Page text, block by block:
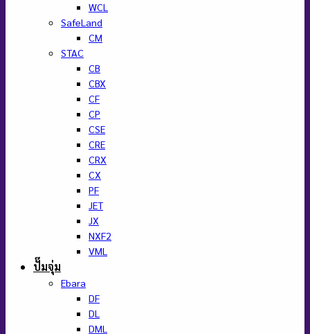
WCL
SafeLand
CM
STAC
CB
CBX
CF
CP
CSE
CRE
CRX
CX
PF
JET
JX
NXF2
VML
ปั๊มจุ่ม
Ebara
DF
DL
DML